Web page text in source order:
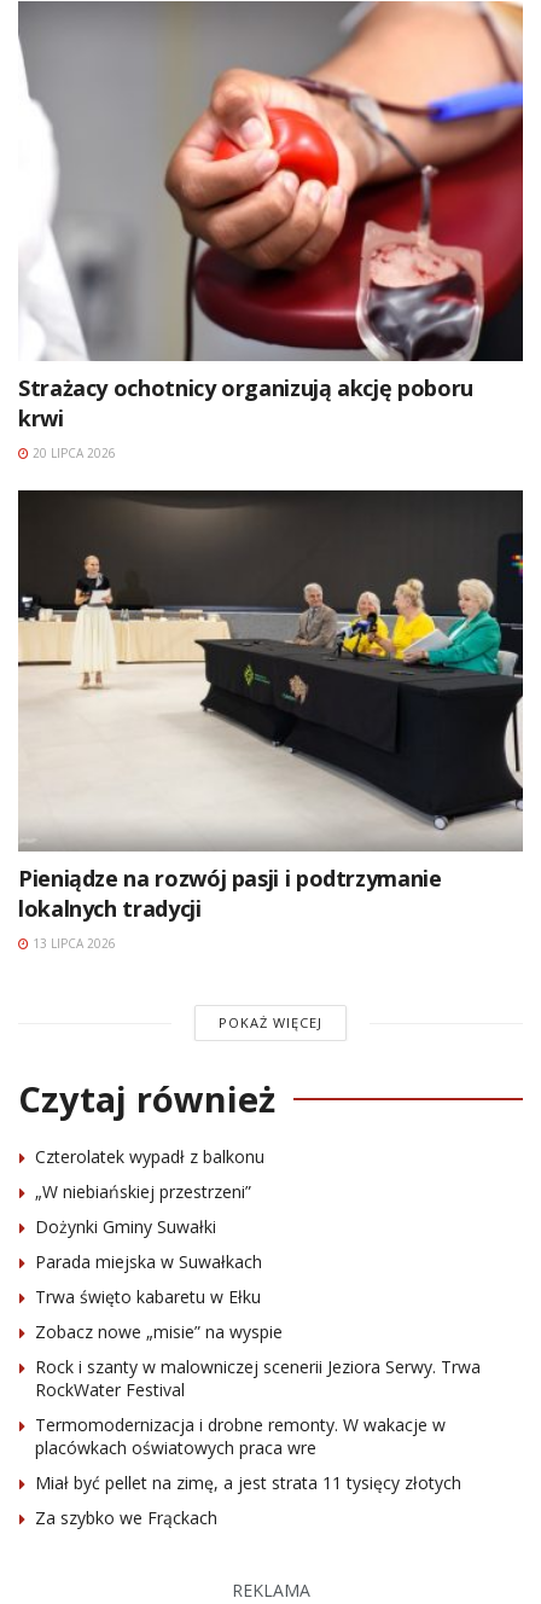
Strażacy ochotnicy organizują akcję poboru
krwi
20 LIPCA 2026
Pieniądze na rozwój pasji i podtrzymanie
lokalnych tradycji
13 LIPCA 2026
POKAŻ WIĘCEJ
Czytaj również
Czterolatek wypadł z balkonu
„W niebiańskiej przestrzeni”
Dożynki Gminy Suwałki
Parada miejska w Suwałkach
Trwa święto kabaretu w Ełku
Zobacz nowe „misie” na wyspie
Rock i szanty w malowniczej scenerii Jeziora Serwy. Trwa
RockWater Festival
Termomodernizacja i drobne remonty. W wakacje w
placówkach oświatowych praca wre
Miał być pellet na zimę, a jest strata 11 tysięcy złotych
Za szybko we Frąckach
REKLAMA